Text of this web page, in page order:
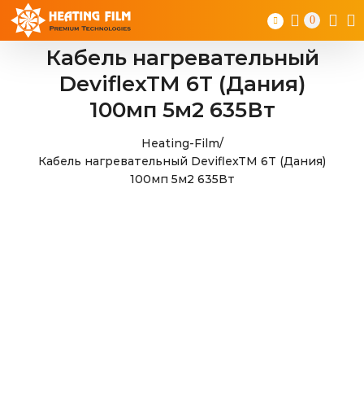
Skip
content
0
Кабель нагревательный
DeviflexTM 6T (Дания)
100мп 5м2 635Вт
Heating-Film/
Кабель нагревательный DeviflexTM 6T (Дания)
100мп 5м2 635Вт